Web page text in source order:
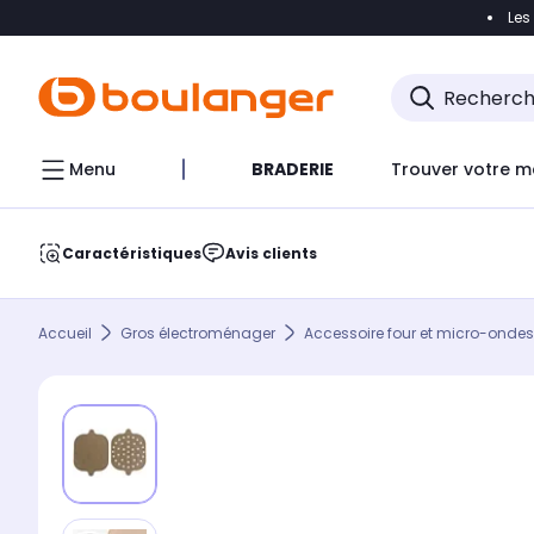
Accéder
Menu BRADERIE Trouver votre
Caractéristiques Avis clients
Accueil Gros électroménager Accessoire four et micro-ondes